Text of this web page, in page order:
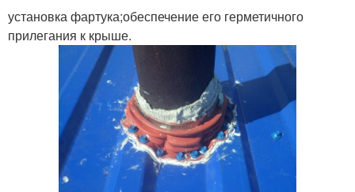
установка фартука;обеспечение его герметичного
прилегания к крыше.